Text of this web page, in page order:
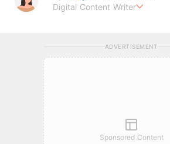
Digital Content Writer
ADVERTISEMENT
Sponsored Content